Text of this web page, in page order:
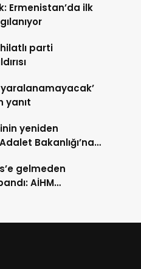
Ermenistan’da ilk
parti
yanıt
yeniden
Bakanlığı’na
gelmeden
AİHM